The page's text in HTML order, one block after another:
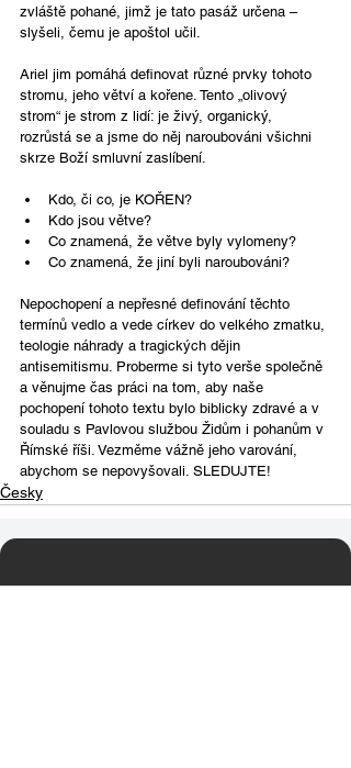
zvláště pohané, jimž je tato pasáž určena –
slyšeli, čemu je apoštol učil.
Ariel jim pomáhá definovat různé prvky tohoto
stromu, jeho větví a kořene. Tento „olivový
strom“ je strom z lidí: je živý, organický,
rozrůstá se a jsme do něj naroubováni všichni
skrze Boží smluvní zaslíbení.
Kdo, či co, je KOŘEN?
Kdo jsou větve?
Co znamená, že větve byly vylomeny?
Co znamená, že jiní byli naroubováni?
Nepochopení a nepřesné definování těchto
termínů vedlo a vede církev do velkého zmatku,
teologie náhrady a tragických dějin
antisemitismu. Proberme si tyto verše společně
a věnujme čas práci na tom, aby naše
pochopení tohoto textu bylo biblicky zdravé a v
souladu s Pavlovou službou Židům i pohanům v
Římské říši. Vezměme vážně jeho varování,
abychom se nepovyšovali. SLEDUJTE!
Česky